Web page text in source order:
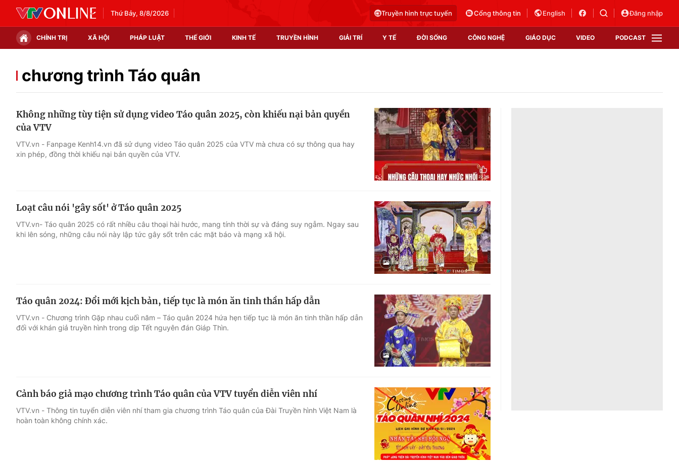
Thứ Bảy, 8/8/2026 Truyền hình trực tuyến Cổng thông tin English Đăng nhập
CHÍNH TRỊ XÃ HỘI PHÁP LUẬT THẾ GIỚI KINH TẾ TRUYỀN HÌNH GIẢI TRÍ Y TẾ ĐỜI SỐNG CÔNG NGHỆ GIÁO DỤC VIDEO PODCAST
Chính trị Xã hội
Tin tức
Thế giới đó đây
Câu chuyện quốc tế
Thị trường
Hậu trường
Video
Shorts video
Podcast
EMagazine
Photo
Infographic
Góc ảnh
Điện ảnh
Âm nhạc
Sao
Du lịch
Làm đẹp
Chất lượng cuộc sống
Tuyển sinh
Học trực tuyến
Công nghệ
Hitech Công nghệ tương lai
Sản phẩm
Thị trường
Tư vấn
VTV Sức khoẻ
chương trình Táo quân
Không những tùy tiện sử dụng video Táo quân 2025, còn khiếu nại bản quyền
của VTV
VTV.vn - Fanpage Kenh14.vn đã sử dụng video Táo quân 2025 của VTV mà chưa có sự thông qua hay
xin phép, đồng thời khiếu nại bản quyền của VTV.
Loạt câu nói 'gây sốt' ở Táo quân 2025
VTV.vn- Táo quân 2025 có rất nhiều câu thoại hài hước, mang tính thời sự và đáng suy ngẫm. Ngay sau
khi lên sóng, những câu nói này lập tức gây sốt trên các mặt báo và mạng xã hội.
Táo quân 2024: Đổi mới kịch bản, tiếp tục là món ăn tinh thần hấp dẫn
VTV.vn - Chương trình Gặp nhau cuối năm – Táo quân 2024 hứa hẹn tiếp tục là món ăn tinh thần hấp dẫn
đối với khán giả truyền hình trong dịp Tết nguyên đán Giáp Thìn.
Cảnh báo giả mạo chương trình Táo quân của VTV tuyển diễn viên nhí
VTV.vn - Thông tin tuyển diễn viên nhí tham gia chương trình Táo quân của Đài Truyền hình Việt Nam là
hoàn toàn không chính xác.